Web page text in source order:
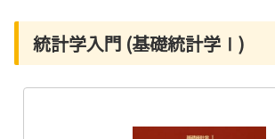
統計学入門 (基礎統計学Ⅰ)